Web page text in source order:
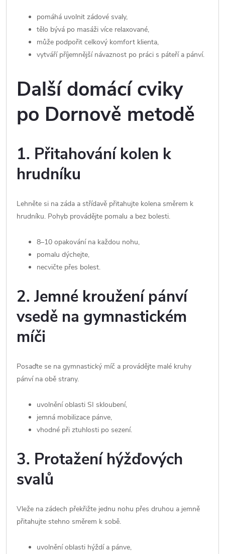
pomáhá uvolnit zádové svaly,
tělo bývá po masáži více relaxované,
může podpořit celkový komfort klienta,
vytváří příjemnější návaznost po práci s páteří a pánví.
Další domácí cviky
po Dornově metodě
1. Přitahování kolen k
hrudníku
Lehněte si na záda a střídavě přitahujte kolena směrem k
hrudníku. Pohyb provádějte pomalu a bez bolesti.
8–10 opakování na každou nohu,
pomalu dýchejte,
necvičte přes bolest.
2. Jemné kroužení pánví
vsedě na gymnastickém
míči
Posaďte se na gymnastický míč a provádějte malé kruhy
pánví na obě strany.
uvolnění oblasti SI skloubení,
jemná mobilizace pánve,
vhodné při ztuhlosti po sezení.
3. Protažení hýžďových
svalů
Vleže na zádech překřižte jednu nohu přes druhou a jemně
přitahujte stehno směrem k sobě.
uvolnění oblasti hýždí a pánve,